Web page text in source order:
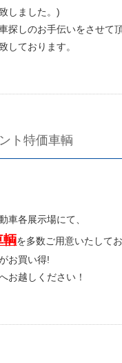
しました。)
探しのお手伝いをさせて
しております。
ト特価車輌
車各展示場にて、
輌を多数ご用意いたして
お買い得!
お越しください！